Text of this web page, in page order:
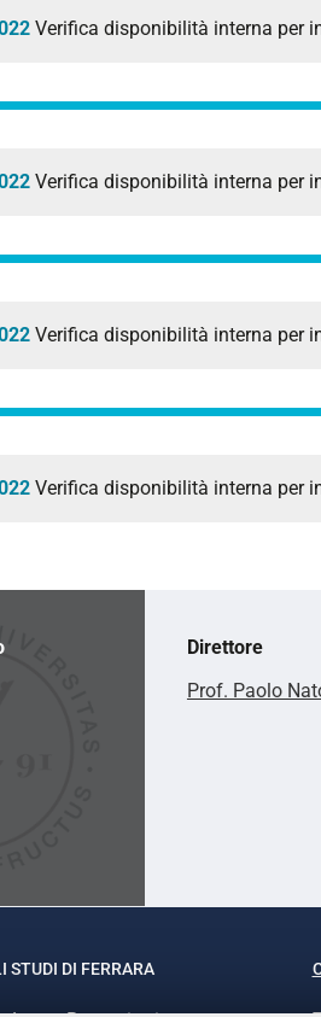
Verifica disponibilità interna per
Verifica disponibilità interna per
Verifica disponibilità interna per
Verifica disponibilità interna per
Direttore
Prof. Paolo
STUDI DI FERRARA